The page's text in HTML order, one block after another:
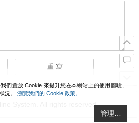
System. All rights reserved.
們置放 Cookie 來提升您在本網站上的使用體驗、
況。 瀏覽我們的 Cookie 政策。
管理…